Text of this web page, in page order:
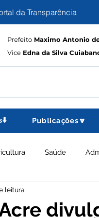
da Transparência
Prefeito Maximo Antonio
Vice Edna da Silva
Publicações🔽
Saúde
leitura